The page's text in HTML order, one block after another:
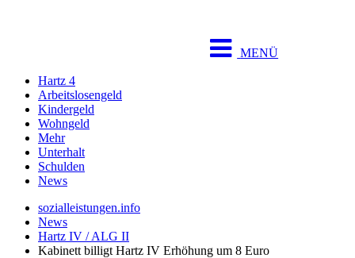
MENÜ
Hartz 4
Arbeitslosengeld
Kindergeld
Wohngeld
Mehr
Unterhalt
Schulden
News
sozialleistungen.info
News
Hartz IV / ALG II
Kabinett billigt Hartz IV Erhöhung um 8 Euro